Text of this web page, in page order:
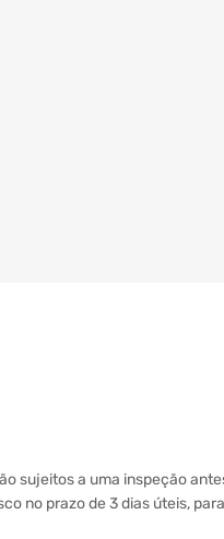
sujeitos a uma inspeção
no prazo de 3 dias úteis,